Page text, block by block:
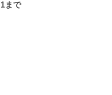
まで